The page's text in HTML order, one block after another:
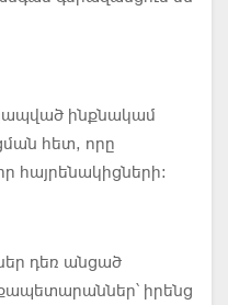
ինքնակամ
հետ, որը
հայրենակիցների:
դեռ անցած
իրենց